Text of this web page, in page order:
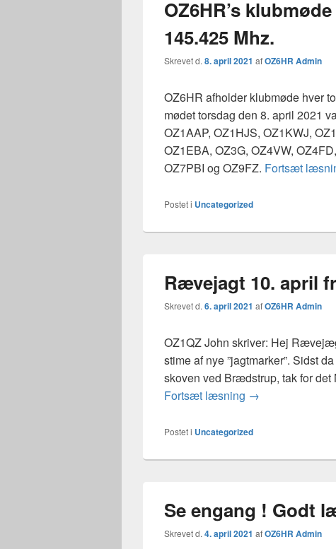
OZ6HR’s
145.425 Mhz.
Skrevet d. 8. april 2021 afOZ6HR Admin
OZ6HR afholder klubmøde hver
mødet torsdag den 8. april 2021
OZ1AAP, OZ1HJS, OZ1KWJ,
OZ1EBA, OZ3G, OZ4VW,
OZ7PBI og OZ9FZ. Fortsæt
Postet i Uncategorized
Rævejagt 10. april
Skrevet d. 6. april 2021 afOZ6HR Admin
OZ1QZ John skriver: Hej
stime af nye ”jagtmarker”. Sidst
skoven ved Brædstrup, tak for
Fortsæt læsning Rævejagt 10.
→
Postet i Uncategorized
Se engang ! Godt
Skrevet d. 4. april 2021 afOZ6HR Admin